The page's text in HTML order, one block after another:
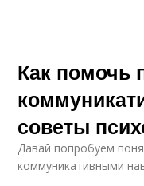
Как помочь
советы
Давай попробуем
коммуникативными